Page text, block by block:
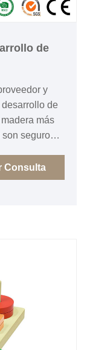
de
y
de
más
seguros y
sido la
de
Consulta